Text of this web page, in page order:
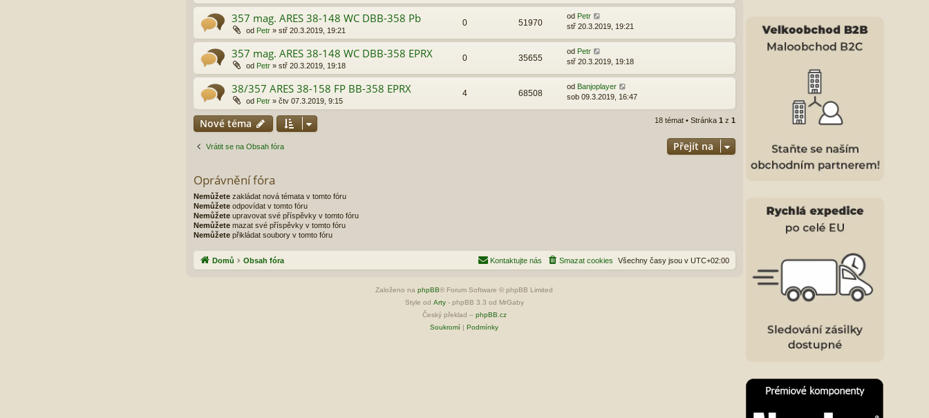
357 mag. ARES 38-148 WC DBB-358 Pb
od Petr» stř 20.3.2019, 19:21
0 51970
od Petr
stř 20.3.2019, 19:21
357 mag. ARES 38-148 WC DBB-358 EPRX
od Petr» stř 20.3.2019, 19:18
0 35655
od Petr
stř 20.3.2019, 19:18
38/357 ARES 38-158 FP BB-358 EPRX
od Petr» čtv 07.3.2019, 9:15
4 68508
od Banjoplayer
sob 09.3.2019, 16:47
Nové téma 18 témat • Stránka1 z1
Vrátit se na Obsah fóra Přejít na
Oprávnění fóra
Nemůžetezakládat nová témata v tomto fóru
Nemůžeteodpovídat v tomto fóru
Nemůžeteupravovat své příspěvky v tomto fóru
Nemůžetemazat své příspěvky v tomto fóru
Nemůžetepřikládat soubory v tomto fóru
Domů Obsah fóra Všechny časy jsou vUTC+02:00
Smazat cookies
Kontaktujte nás
Založeno naphpBB® Forum Software © phpBB Limited
Style od Arty- phpBB 3.3 od MrGaby
Český překlad – phpBB.cz
Soukromí |Podmínky